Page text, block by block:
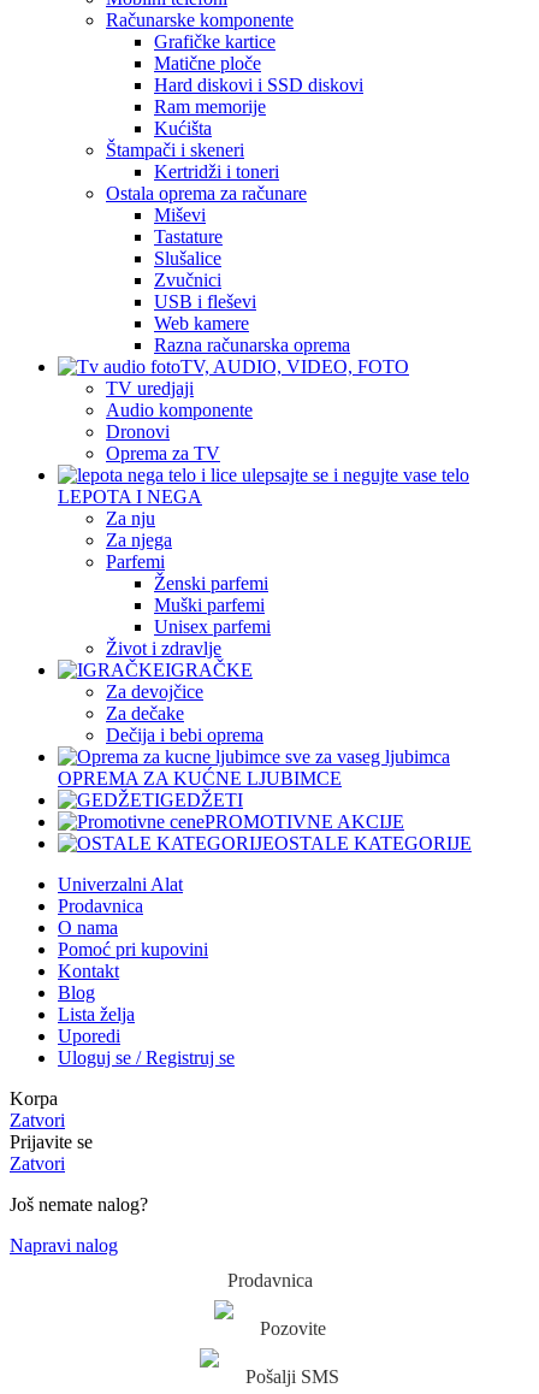
Računarske komponente
Grafičke kartice
Matične ploče
Hard diskovi i SSD diskovi
Ram memorije
Kućišta
Štampači i skeneri
Kertridži i toneri
Ostala oprema za računare
Miševi
Tastature
Slušalice
Zvučnici
USB i fleševi
Web kamere
Razna računarska oprema
TV, AUDIO, VIDEO, FOTO
TV uredjaji
Audio komponente
Dronovi
Oprema za TV
LEPOTA I NEGA
Za nju
Za njega
Parfemi
Ženski parfemi
Muški parfemi
Unisex parfemi
Život i zdravlje
IGRAČKE
Za devojčice
Za dečake
Dečija i bebi oprema
OPREMA ZA KUĆNE LJUBIMCE
GEDŽETI
PROMOTIVNE AKCIJE
OSTALE KATEGORIJE
Univerzalni Alat
Prodavnica
O nama
Pomoć pri kupovini
Kontakt
Blog
Lista želja
Uporedi
Uloguj se / Registruj se
Korpa
Zatvori
Prijavite se
Zatvori
Još nemate nalog?
Napravi nalog
Prodavnica
Pozovite
Pošalji SMS